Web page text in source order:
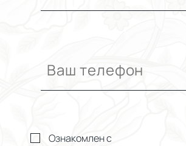
Ознакомлен с